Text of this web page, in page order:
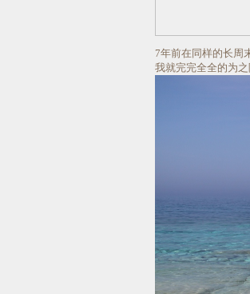
7年前在同样的长周
我就完完全全的为